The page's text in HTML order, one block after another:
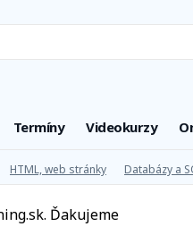
Termíny Videokurzy
HTML, web stránky Databázy a
Ďakujeme